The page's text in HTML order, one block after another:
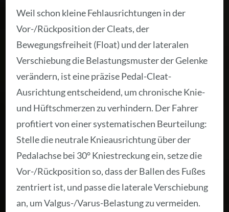
Weil schon kleine Fehlausrichtungen in der
Vor-/Rückposition der Cleats, der
Bewegungsfreiheit (Float) und der lateralen
Verschiebung die Belastungsmuster der Gelenke
verändern, ist eine präzise Pedal-Cleat-
Ausrichtung entscheidend, um chronische Knie-
und Hüftschmerzen zu verhindern. Der Fahrer
profitiert von einer systematischen Beurteilung:
Stelle die neutrale Knieausrichtung über der
Pedalachse bei 30° Kniestreckung ein, setze die
Vor-/Rückposition so, dass der Ballen des Fußes
zentriert ist, und passe die laterale Verschiebung
an, um Valgus-/Varus-Belastung zu vermeiden.